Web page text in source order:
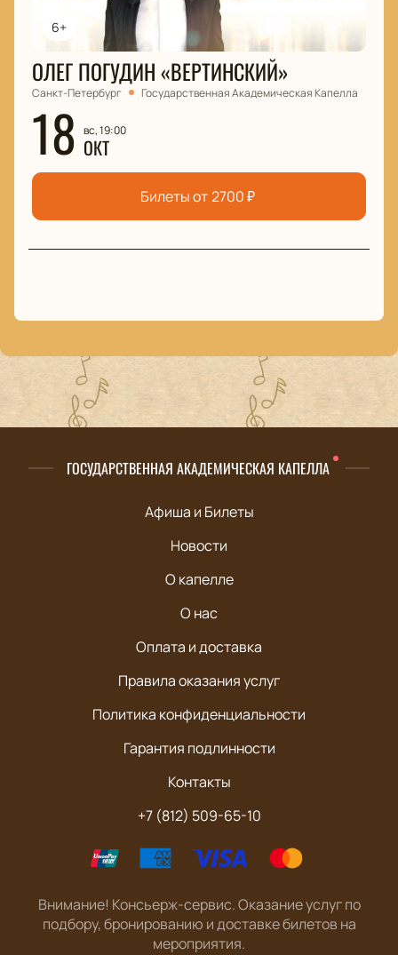
6+
ОЛЕГ ПОГУДИН «ВЕРТИНСКИЙ»
Санкт-Петербург Государственная Академическая Капелла
18 вс, 19:00
ОКТ
Билеты от 2700₽
ГОСУДАРСТВЕННАЯ АКАДЕМИЧЕСКАЯ КАПЕЛЛА
Афиша и Билеты
Новости
О капелле
О нас
Оплата и доставка
Правила оказания услуг
Политика конфиденциальности
Гарантия подлинности
Контакты
+7 (812) 509-65-10
Внимание! Консьерж-сервис. Оказание услуг по
подбору, бронированию и доставке билетов на
мероприятия.